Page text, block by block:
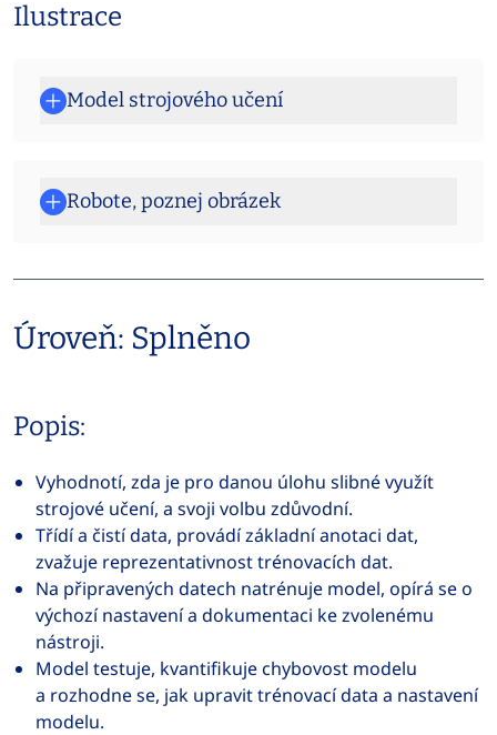
Ilustrace
Model strojového učení
Robote, poznej obrázek
Úroveň: Splněno
Popis:
Vyhodnotí, zda je pro danou úlohu slibné využít
strojové učení, a svoji volbu zdůvodní.
Třídí a čistí data, provádí základní anotaci dat,
zvažuje reprezentativnost trénovacích dat.
Na připravených datech natrénuje model, opírá se o
výchozí nastavení a dokumentaci ke zvolenému
nástroji.
Model testuje, kvantifikuje chybovost modelu
a rozhodne se, jak upravit trénovací data a nastavení
modelu.